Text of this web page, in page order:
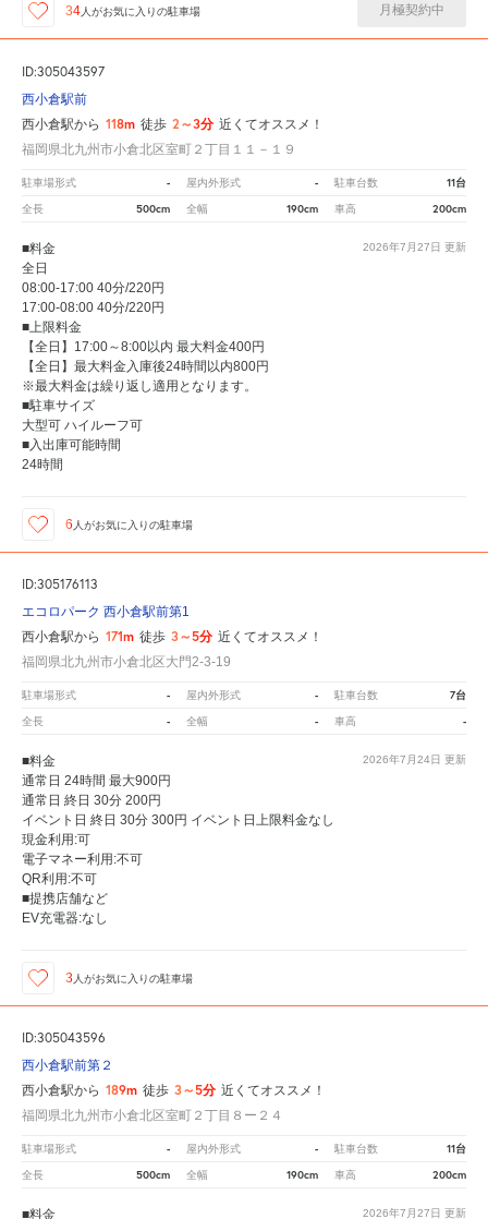
34 人がお気に入りの駐車場 月極契約中
ID:305043597
西小倉駅前
西小倉駅から 118m 徒歩 2～3分 近くてオススメ！
福岡県北九州市小倉北区室町２丁目１１－１９
駐車場形式 - 屋内外形式 - 駐車台数 11台
全長 500cm 全幅 190cm 車高 200cm
2026年7月27日 更新
■料金
全日
08:00-17:00 40分/220円
17:00-08:00 40分/220円
■上限料金
【全日】17:00～8:00以内 最大料金400円
【全日】最大料金入庫後24時間以内800円
※最大料金は繰り返し適用となります。
■駐車サイズ
大型可 ハイルーフ可
■入出庫可能時間
24時間
6 人がお気に入りの駐車場
ID:305176113
エコロパーク 西小倉駅前第1
西小倉駅から 171m 徒歩 3～5分 近くてオススメ！
福岡県北九州市小倉北区大門2-3-19
駐車場形式 - 屋内外形式 - 駐車台数 7台
全長 - 全幅 - 車高 -
2026年7月24日 更新
■料金
通常日 24時間 最大900円
通常日 終日 30分 200円
イベント日 終日 30分 300円 イベント日上限料金なし
現金利用:可
電子マネー利用:不可
QR利用:不可
■提携店舗など
EV充電器:なし
3 人がお気に入りの駐車場
ID:305043596
西小倉駅前第２
西小倉駅から 189m 徒歩 3～5分 近くてオススメ！
福岡県北九州市小倉北区室町２丁目８ー２４
駐車場形式 - 屋内外形式 - 駐車台数 11台
全長 500cm 全幅 190cm 車高 200cm
2026年7月27日 更新
■料金